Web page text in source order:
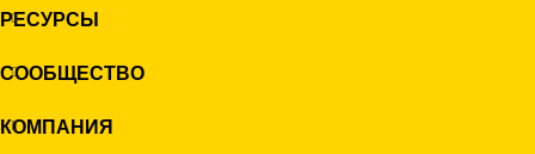
РЕСУРСЫ
СООБЩЕСТВО
КОМПАНИЯ